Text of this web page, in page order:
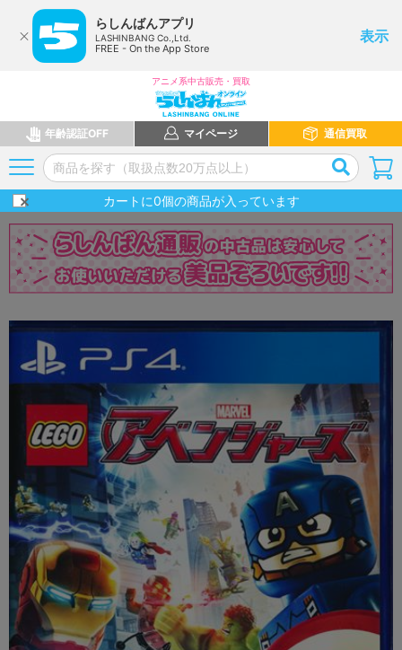
らしんばんアプリ
LASHINBANG Co.,Ltd.
FREE - On the App Store
表示
アニメ系中古販売・買取
年齢認証OFF マイページ 通信買取
カートに0個の商品が入っています